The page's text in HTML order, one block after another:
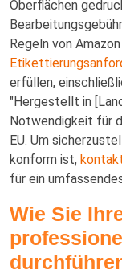
Oberflächen
Regeln von
erfüllen,
"Hergestellt in
Notwendigkeit für
EU. Um
konform ist,
für ein
Wie Sie